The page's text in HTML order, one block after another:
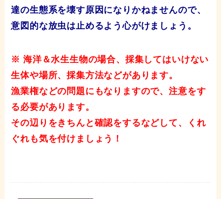
達の生態系を壊す原因になりかねませんので、
意図的な放虫は止めるよう心がけましょう。
※ 海洋＆水生生物の場合、採集してはいけない
生体や場所、採集方法などがあります。
漁業権などの問題にもなりますので、注意をす
る必要があります。
その辺りをきちんと確認をするなどして、くれ
ぐれも気を付けましょう！